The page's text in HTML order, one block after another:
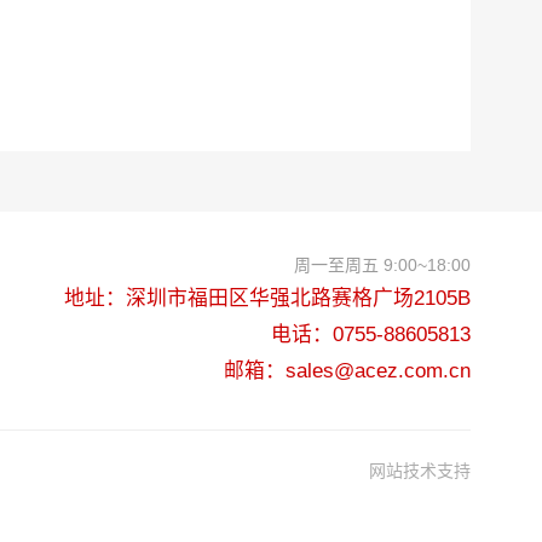
周一至周五 9:00~18:00
地址：深圳市福田区华强北路赛格广场2105B
电话：0755-88605813
邮箱：sales@acez.com.cn
网站技术支持